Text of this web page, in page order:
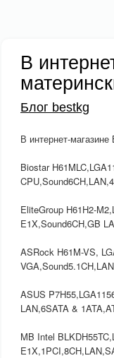
В
Блог bestkg
В интернет-
Biostar
EliteGroup H61H2-
E1X,Sound6CH,GB
ASRock H61M-VS,
ASUS
LAN,6SATA &
MB Intel